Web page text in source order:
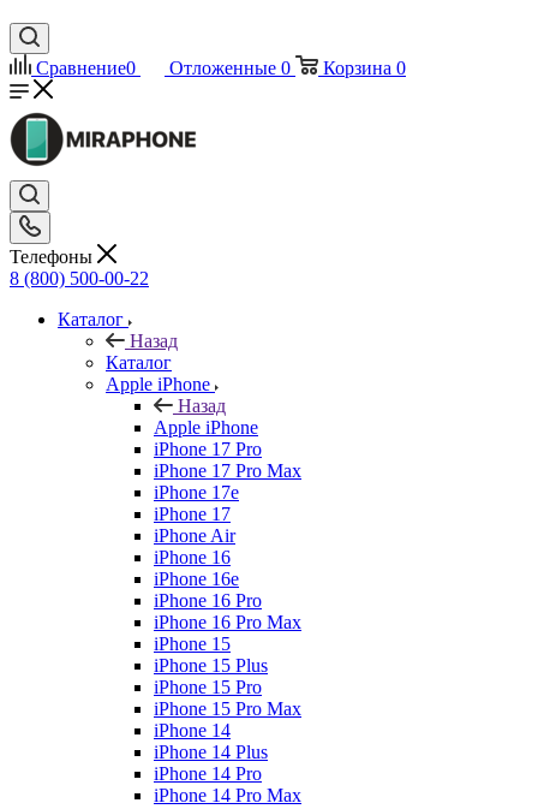
Сравнение0 Отложенные 0 Корзина 0
Телефоны
8 (800) 500-00-22
Каталог
Назад
Каталог
Apple iPhone
Назад
Apple iPhone
iPhone 17 Pro
iPhone 17 Pro Max
iPhone 17e
iPhone 17
iPhone Air
iPhone 16
iPhone 16e
iPhone 16 Pro
iPhone 16 Pro Max
iPhone 15
iPhone 15 Plus
iPhone 15 Pro
iPhone 15 Pro Max
iPhone 14
iPhone 14 Plus
iPhone 14 Pro
iPhone 14 Pro Max